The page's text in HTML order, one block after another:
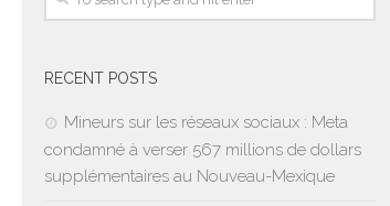
RECENT POSTS
Mineurs sur les réseaux sociaux : Meta
condamné à verser 567 millions de dollars
supplémentaires au Nouveau-Mexique